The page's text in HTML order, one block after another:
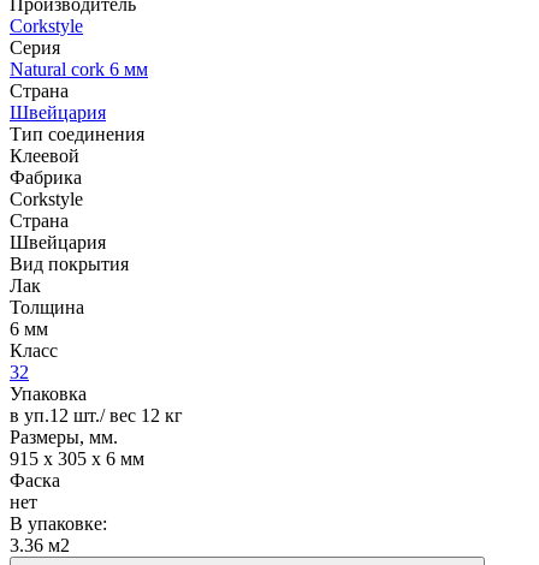
Corkstyle
Серия
Natural cork 6 мм
Страна
Швейцария
Тип соединения
Клеевой
Фабрика
Corkstyle
Страна
Швейцария
Вид покрытия
Лак
Толщина
6 мм
Класс
32
Упаковка
в уп.12 шт./ вес 12 кг
Размеры, мм.
915 х 305 х 6 мм
Фаска
нет
В упаковке:
3.36 м2